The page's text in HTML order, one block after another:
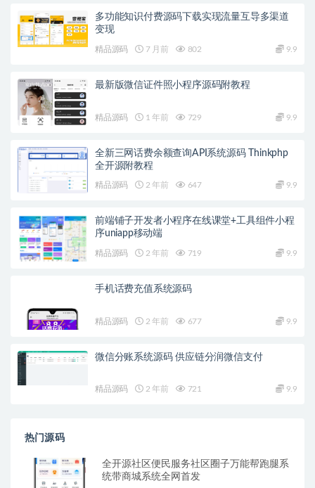
多功能知识付费源码下载实现流量互导多渠道
变现
精品源码 7 月前 802 9.9
最新版微信证件照小程序源码附教程
精品源码 1 年前 729 9.9
全新三网话费余额查询API系统源码 Thinkphp
全开源附教程
精品源码 2 年前 647 9.9
前端铺子开发者小程序在线课堂+工具组件小程
序uniapp移动端
精品源码 2 年前 719 9.9
手机话费充值系统源码
精品源码 2 年前 677 9.9
微信分账系统源码 供应链分润微信支付
精品源码 2 年前 721 9.9
热门源码
全开源社区便民服务社区圈子万能帮跑腿系
统带商城系统全网首发